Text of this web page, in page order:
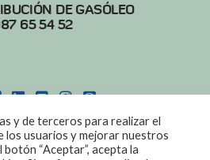
DE GASÓLEO
65 54 52
COOKIES|AVISO LEGAL
DIAN SISTEMAS
y de terceros para realizar el
los usuarios y mejorar nuestros
“Aceptar”, acepta la